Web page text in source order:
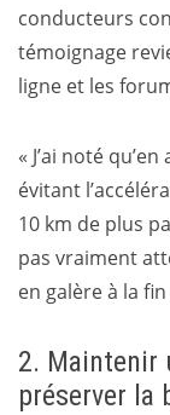
conducteurs
témoignage
ligne et les
« J’ai noté
évitant
10 km de plus
pas vraiment
en galère à la
2. Maintenir
préserver la